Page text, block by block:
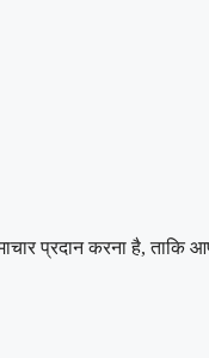
प्रदान करना है,